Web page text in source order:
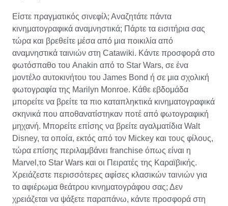
Είστε πραγματικός σινεφίλ; Αναζητάτε πάντα
κινηματογραφικά αναμνηστικά; Πάρτε τα εισιτήρια σας
τώρα και βρεθείτε μέσα από μια ποικιλία από
αναμνηστικά ταινιών στη Catawiki. Κάντε προσφορά στο
φωτόσπαθο του Anakin από το Star Wars, σε ένα
μοντέλο αυτοκινήτου του James Bond ή σε μια σχολική
φωτογραφία της Marilyn Monroe. Κάθε εβδομάδα
μπορείτε να βρείτε τα πιο καταπληκτικά κινηματογραφικά
σκηνικά που αποθανατίστηκαν ποτέ από φωτογραφική
μηχανή. Μπορείτε επίσης να βρείτε αγαλματίδια Walt
Disney, τα οποία, εκτός από τον Mickey και τους φίλους,
τώρα επίσης περιλαμβάνει franchise όπως είναι η
Marvel,το Star Wars και οι Πειρατές της Καραϊβικής.
Χρειάζεστε περισσότερες αφίσες κλασικών ταινιών για
το αφιέρωμα θεάτρου κινηματογράφου σας; Δεν
χρειάζεται να ψάξετε παραπάνω, κάντε προσφορά στη